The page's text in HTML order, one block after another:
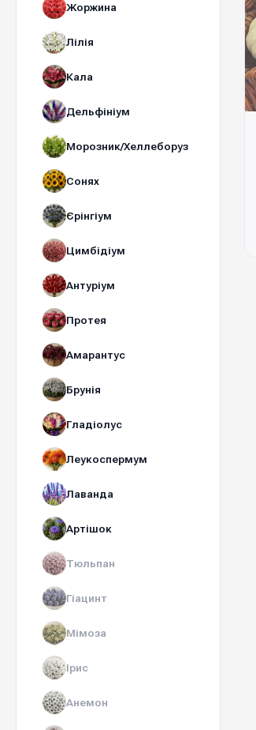
Жоржина
Лілія
Кала
Дельфініум
Морозник/Хеллеборуз
Сонях
Єрінгіум
Цимбідіум
Антуріум
Протея
Амарантус
Брунія
Гладіолус
Леукоспермум
Лаванда
Артішок
Тюльпан
Гіацинт
Мімоза
Ірис
Анемон